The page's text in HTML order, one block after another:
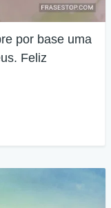
por base uma
Feliz